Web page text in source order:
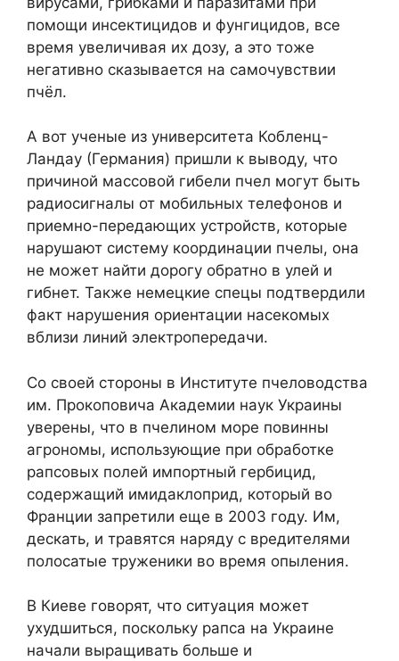
помощи инсектицидов и фунгицидов, все
время увеличивая их дозу, а это тоже
негативно сказывается на самочувствии
пчёл.
А вот ученые из университета Кобленц-
Ландау (Германия) пришли к выводу, что
причиной массовой гибели пчел могут быть
радиосигналы от мобильных телефонов и
приемно-передающих устройств, которые
нарушают систему координации пчелы, она
не может найти дорогу обратно в улей и
гибнет. Также немецкие спецы подтвердили
факт нарушения ориентации насекомых
вблизи линий электропередачи.
Со своей стороны в Институте пчеловодства
им. Прокоповича Академии наук Украины
уверены, что в пчелином море повинны
агрономы, использующие при обработке
рапсовых полей импортный гербицид,
содержащий имидаклоприд, который во
Франции запретили еще в 2003 году. Им,
дескать, и травятся наряду с вредителями
полосатые труженики во время опыления.
В Киеве говорят, что ситуация может
ухудшиться, поскольку рапса на Украине
начали выращивать больше и